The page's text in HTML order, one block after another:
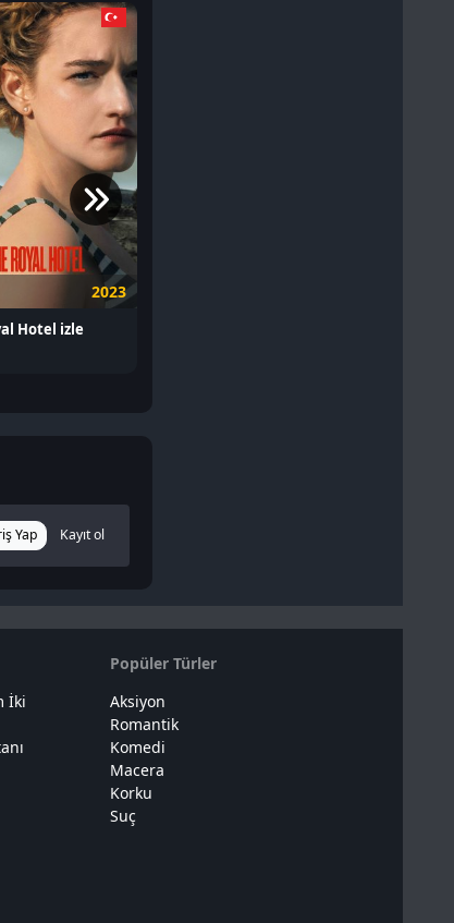
2023
Hotel izle
Yap Kayıt ol
İki
Popüler Türler
Aksiyon
Romantik
Komedi
Macera
Korku
Suç